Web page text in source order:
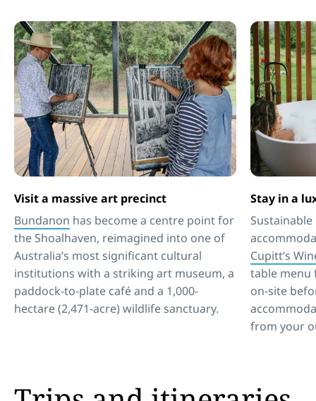
Visit a massive art precinct
Bundanon has become a centre point for
the Shoalhaven, reimagined into one of
Australia’s most significant cultural
institutions with a striking art museum, a
paddock-to-plate café and a 1,000-
hectare (2,471-acre) wildlife sanctuary.
Stay in a
Cupitt’s
table
on-site
from your